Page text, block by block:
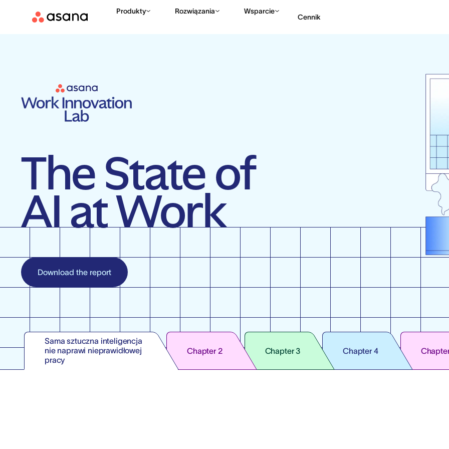
Produkty Rozwiązania Wsparcie
Cennik
The State of
AI at Work
Download the report
Sama sztuczna inteligencja
nie naprawi nieprawidłowej
pracy
Chapter 2 Chapter 3 Chapter 4